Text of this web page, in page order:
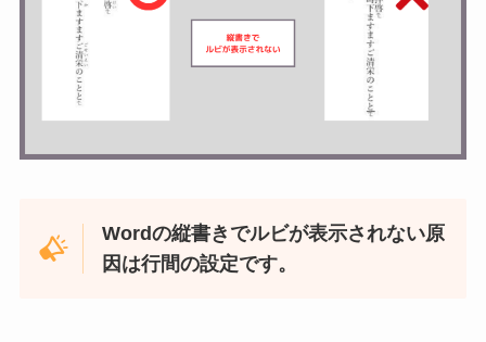
Wordの縦書きでルビが表示されない原
因は行間の設定です。